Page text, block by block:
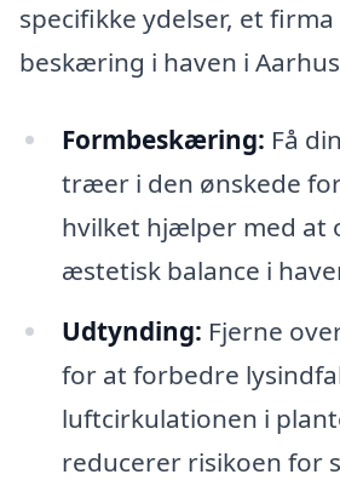
specifikke ydelser, et
beskæring i haven i
Formbeskæring: Få
træer i den ønskede
hvilket hjælper med at
æstetisk balance i
Udtynding: Fjerne
for at forbedre
luftcirkulationen i
reducerer risikoen for